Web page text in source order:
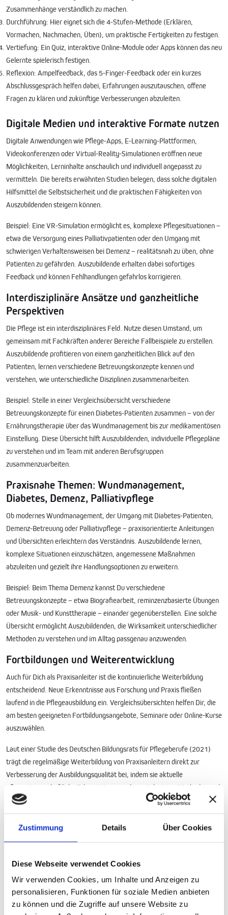
Zustimmung Details Über Cookies
Diese Webseite verwendet Cookies
Wir verwenden Cookies, um Inhalte und Anzeigen zu
personalisieren, Funktionen für soziale Medien anbieten
zu können und die Zugriffe auf unsere Website zu
Zusammenhänge verständlich zu machen.
Durchführung: Hier eignet sich die 4-Stufen-Methode (Erklären,
Vormachen, Nachmachen, Üben), um praktische Fertigkeiten zu festigen.
Vertiefung: Ein Quiz, interaktive Online-Module oder Apps können das neu
Gelernte spielerisch festigen.
Reflexion: Ampelfeedback, das 5-Finger-Feedback oder ein kurzes
Abschlussgespräch helfen dabei, Erfahrungen auszutauschen, offene
Fragen zu klären und zukünftige Verbesserungen abzuleiten.
Digitale Medien und interaktive Formate nutzen
Digitale Anwendungen wie Pflege-Apps, E-Learning-Plattformen,
Videokonferenzen oder Virtual-Reality-Simulationen eröffnen neue
Möglichkeiten, Lerninhalte anschaulich und individuell angepasst zu
vermitteln. Die bereits erwähnten Studien belegen, dass solche digitalen
Hilfsmittel die Selbstsicherheit und die praktischen Fähigkeiten von
Auszubildenden steigern können.
Beispiel: Eine VR-Simulation ermöglicht es, komplexe Pflegesituationen –
etwa die Versorgung eines Palliativpatienten oder den Umgang mit
schwierigen Verhaltensweisen bei Demenz – realitätsnah zu üben, ohne
Patienten zu gefährden. Auszubildende erhalten dabei sofortiges
Feedback und können Fehlhandlungen gefahrlos korrigieren.
Interdisziplinäre Ansätze und ganzheitliche
Perspektiven
Die Pflege ist ein interdisziplinäres Feld. Nutze diesen Umstand, um
gemeinsam mit Fachkräften anderer Bereiche Fallbeispiele zu erstellen.
Auszubildende profitieren von einem ganzheitlichen Blick auf den
Patienten, lernen verschiedene Betreuungskonzepte kennen und
verstehen, wie unterschiedliche Disziplinen zusammenarbeiten.
Beispiel: Stelle in einer Vergleichsübersicht verschiedene
Betreuungskonzepte für einen Diabetes-Patienten zusammen – von der
Ernährungstherapie über das Wundmanagement bis zur medikamentösen
Einstellung. Diese Übersicht hilft Auszubildenden, individuelle Pflegepläne
zu verstehen und im Team mit anderen Berufsgruppen
zusammenzuarbeiten.
Praxisnahe Themen: Wundmanagement,
Diabetes, Demenz, Palliativpflege
Ob modernes Wundmanagement, der Umgang mit Diabetes-Patienten,
Demenz-Betreuung oder Palliativpflege – praxisorientierte Anleitungen
und Übersichten erleichtern das Verständnis. Auszubildende lernen,
komplexe Situationen einzuschätzen, angemessene Maßnahmen
abzuleiten und gezielt ihre Handlungsoptionen zu erweitern.
Beispiel: Beim Thema Demenz kannst Du verschiedene
Betreuungskonzepte – etwa Biografiearbeit, reminzenzbasierte Übungen
oder Musik- und Kunsttherapie – einander gegenüberstellen. Eine solche
Übersicht ermöglicht Auszubildenden, die Wirksamkeit unterschiedlicher
Methoden zu verstehen und im Alltag passgenau anzuwenden.
Fortbildungen und Weiterentwicklung
Auch für Dich als Praxisanleiter ist die kontinuierliche Weiterbildung
entscheidend. Neue Erkenntnisse aus Forschung und Praxis fließen
laufend in die Pflegeausbildung ein. Vergleichsübersichten helfen Dir, die
am besten geeigneten Fortbildungsangebote, Seminare oder Online-Kurse
auszuwählen.
Laut einer Studie des Deutschen Bildungsrats für Pflegeberufe (2021)
trägt die regelmäßige Weiterbildung von Praxisanleitern direkt zur
Verbesserung der Ausbildungsqualität bei, indem sie aktuelle
pflegewissenschaftliche Erkenntnisse, moderne Lehr-Lern-Methoden und
digitale Tools kompetent in den Ausbildungsalltag integrieren können.
Effizientes Zeitmanagement und Umsetzung im
Alltag
häufig wiederkehrende Anleitungssituationen, lege Checklisten für
bestimmte Pflegetätigkeiten an und dokumentiere Deine Erfahrungen. So
kannst Du kontinuierlich auf Bewährtes zurückgreifen und es an neue
Situationen anpassen.